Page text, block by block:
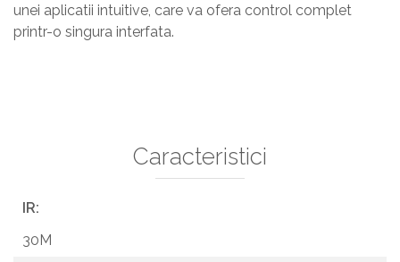
unei aplicatii intuitive, care va ofera control complet
printr-o singura interfata.
Caracteristici
IR:
30M